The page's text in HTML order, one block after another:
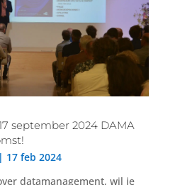
september 2024 DAMA
| 17 feb 2024
datamanagement, wil je